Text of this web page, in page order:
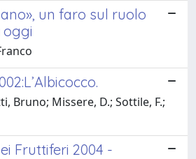
un faro sul ruolo
Bruno; Missere, D.; Sottile, F.;
Fruttiferi 2004 -